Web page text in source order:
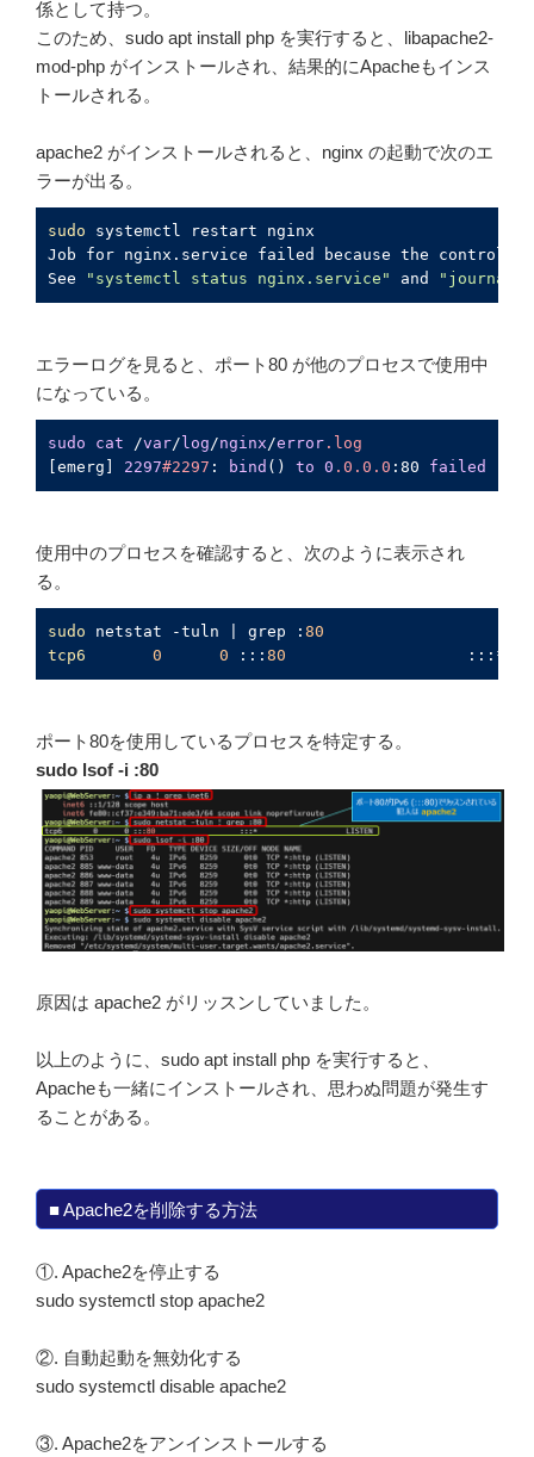
係として持つ。
このため、sudo apt install php を実行すると、libapache2-
mod-php がインストールされ、結果的にApacheもインス
トールされる。
apache2 がインストールされると、nginx の起動で次のエ
ラーが出る。
sudo systemctl restart nginx
Job for nginx.service failed because the control
See
"systemctl status nginx.service" and
エラーログを見ると、ポート80 が他のプロセスで使用中
になっている。
sudo cat /var/ log/nginx/error .log
[emerg]
2297#2297 : bind () to 0 .0 .0 .0 :80 failed
使用中のプロセスを確認すると、次のように表示され
る。
sudo netstat -tuln | grep : 80
tcp6
0 0 ::: 80
:::*
ポート80を使用しているプロセスを特定する。
sudo lsof -i :80
原因は apache2 がリッスンしていました。
以上のように、sudo apt install php を実行すると、
Apacheも一緒にインストールされ、思わぬ問題が発生す
ることがある。
■ Apache2を削除する方法
①. Apache2を停止する
sudo systemctl stop apache2
②. 自動起動を無効化する
sudo systemctl disable apache2
③. Apache2をアンインストールする